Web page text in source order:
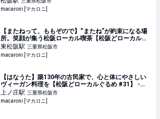
macaroni [マカロニ]
【またねって、ももぞので】“またね”が約束になる場
所。笑顔が集う松阪ローカル喫茶【松阪どローカルぐ
るめ #41】 - macaroni
東松阪駅 三重県松阪市
macaroni [マカロニ]
【はなうた】築130年の古民家で、心と体にやさしい
ヴィーガン料理を【松阪どローカルぐるめ #31】 -
macaroni
上ノ庄駅 三重県松阪市
macaroni [マカロニ]